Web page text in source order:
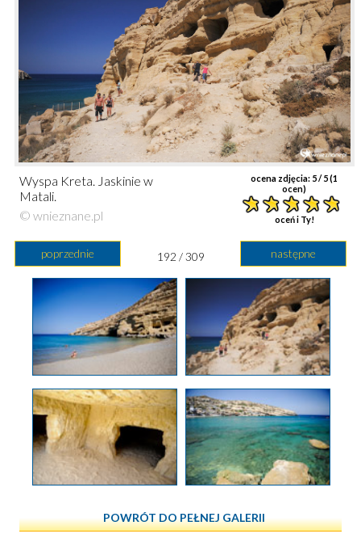
ocena zdjęcia: 5/ 5 (1
ocen)
oceń i Ty!
Wyspa Kreta. Jaskinie w
Matali.
© wnieznane.pl
poprzednie następne
192 / 309
POWRÓT DO PEŁNEJ GALERII